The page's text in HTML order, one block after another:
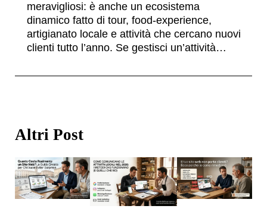
meravigliosi: è anche un ecosistema
dinamico fatto di tour, food-experience,
artigianato locale e attività che cercano nuovi
clienti tutto l’anno. Se gestisci un’attività…
Altri Post